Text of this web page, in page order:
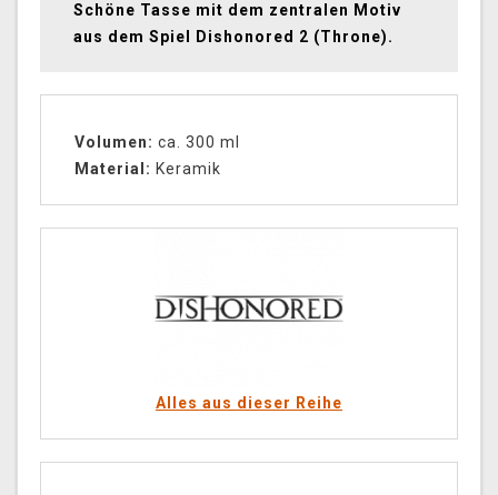
Schöne Tasse mit dem zentralen Motiv
aus dem Spiel Dishonored 2 (Throne).
Volumen: ca. 300 ml
Material: Keramik
Alles aus dieser Reihe